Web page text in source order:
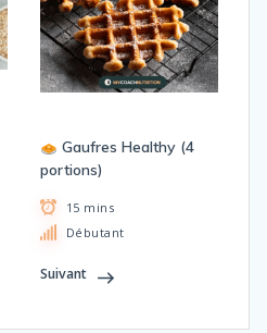
Gaufres Healthy (4
portions)
15 mins
Débutant
Suivant